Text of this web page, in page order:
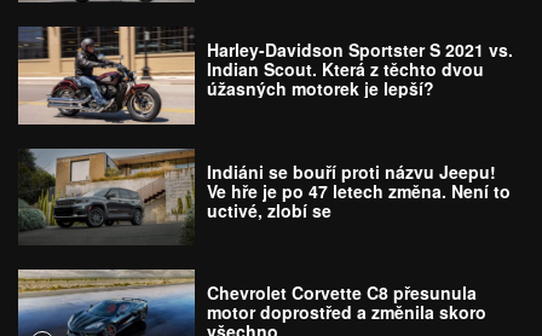
Harley-Davidson Sportster S 2021 vs.
Indian Scout. Která z těchto dvou
úžasných motorek je lepší?
Indiáni se bouří proti názvu Jeepu!
Ve hře je po 47 letech změna. Není to
uctivé, zlobí se
Chevrolet Corvette C8 přesunula
motor doprostřed a změnila skoro